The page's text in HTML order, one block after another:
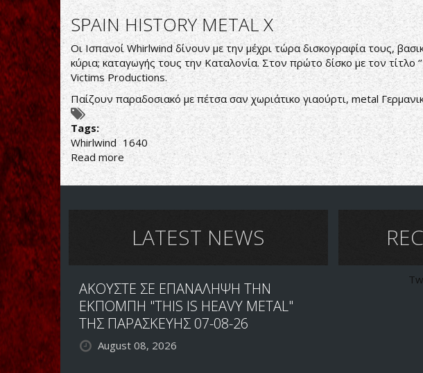
SPAIN HISTORY METAL X
Οι Ισπανοί Whirlwind δίνουν με την μέχρι τώρα δισκογραφία τους,
κύρια; καταγωγής τους την Καταλονία. Στον πρώτο δίσκο με τον τίτλο
Victims Productions.
Παίζουν παραδοσιακό με πέτσα σαν χωριάτικο γιαούρτι, metal
Tags:
Whirlwind 1640
Read more about
SPAIN
HISTORY
LATEST NEWS
ΑΚΟΥΣΤΕ ΣΕ ΕΠΑΝΑΛΗΨΗ ΤΗΝ
ΕΚΠΟΜΠΗ "THIS IS HEAVY METAL"
ΤΗΣ ΠΑΡΑΣΚΕΥΗΣ 07-08-26
August 08, 2026